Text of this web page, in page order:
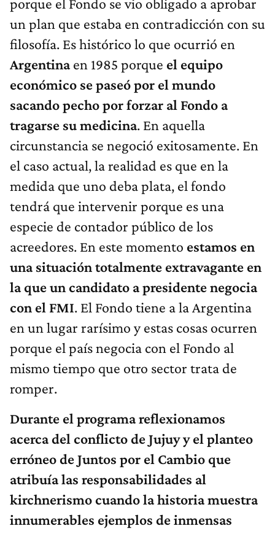
un plan que estaba en contradicción con su
filosofía. Es histórico lo que ocurrió en
Argentinaen 1985 porque el equipo
económico se paseó por el mundo
sacando pecho por forzar al Fondo a
tragarse su medicina. En aquella
circunstancia se negoció exitosamente. En
el caso actual, la realidad es que en la
medida que uno deba plata, el fondo
tendrá que intervenir porque es una
especie de contador público de los
acreedores. En este momento estamos en
una situación totalmente extravagante en
la que un candidato a presidente negocia
con el FMI. El Fondo tiene a la Argentina
en un lugar rarísimo y estas cosas ocurren
porque el país negocia con el Fondo al
mismo tiempo que otro sector trata de
romper.
Durante el programa reflexionamos
acerca del conflicto de Jujuy y el planteo
erróneo de Juntos por el Cambio que
atribuía las responsabilidades al
kirchnerismo cuando la historia muestra
innumerables ejemplos de inmensas